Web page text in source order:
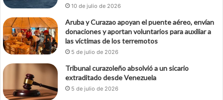
10 de julio de 2026
Aruba y Curazao apoyan el puente aéreo, envían
donaciones y aportan voluntarios para auxiliar a
las víctimas de los terremotos
5 de julio de 2026
Tribunal curazoleño absolvió a un sicario
extraditado desde Venezuela
5 de julio de 2026